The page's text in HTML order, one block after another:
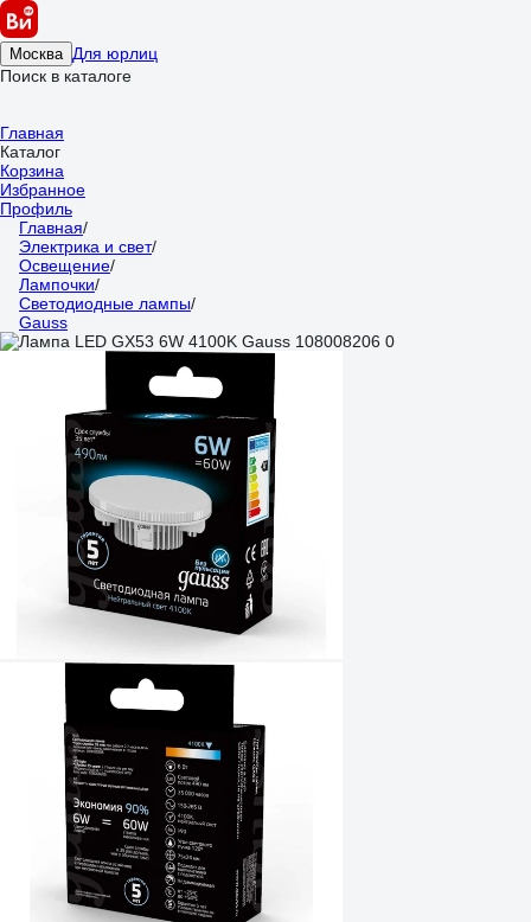
Москва Для юрлиц
Поиск в каталоге
Главная
Каталог
Корзина
Избранное
Профиль
Главная/
Электрика и свет/
Освещение/
Лампочки/
Светодиодные лампы/
Gauss